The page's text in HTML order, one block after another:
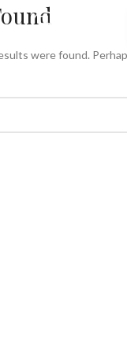
were found.